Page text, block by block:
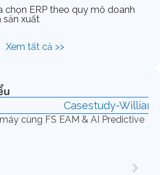
chọn ERP theo quy mô doanh
sản xuất
Xem tất cả >>
cùng FS EAM & AI Predictive